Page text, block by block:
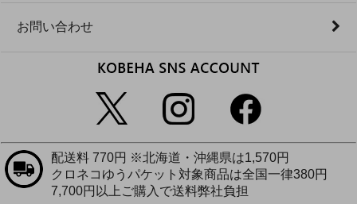
お問い合わせ
配送料 770円 ※北海道・沖縄県は1,570円
クロネコゆうパケット対象商品は全国一律380円
7,700円以上ご購入で送料弊社負担